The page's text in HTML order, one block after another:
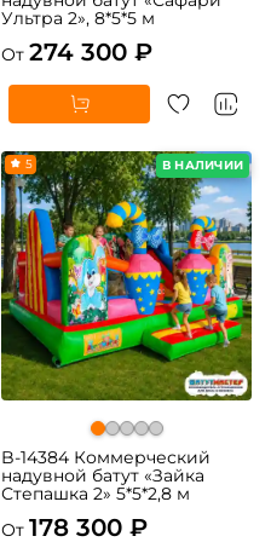
Ультра 2», 8*5*5 м
От 274 300 ₽
В НАЛИЧИИ
5
B-14384 Коммерческий
надувной батут «Зайка
Степашка 2» 5*5*2,8 м
От 178 300 ₽